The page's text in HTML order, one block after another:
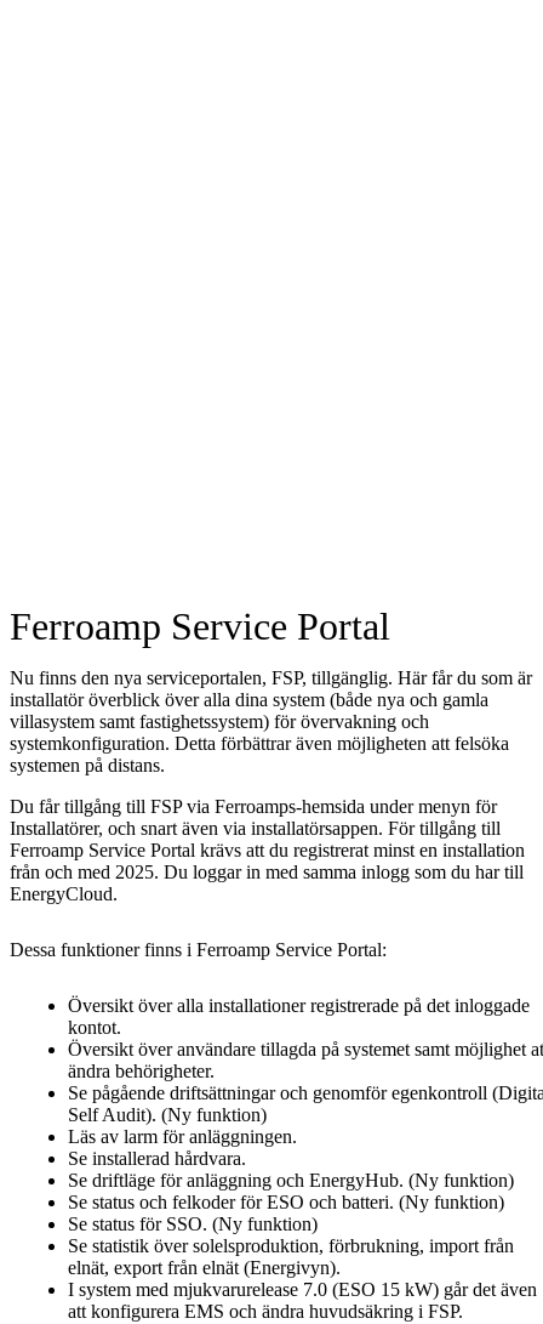
Ferroamp Service Portal
Nu finns den nya serviceportalen, FSP, tillgänglig. Här får du som är
installatör överblick över alla dina system (både nya och gamla
villasystem samt fastighetssystem) för övervakning och
systemkonfiguration. Detta förbättrar även möjligheten att felsöka
systemen på distans.
Du får tillgång till FSP via Ferroamps-hemsida under menyn för
Installatörer, och snart även via installatörsappen. För tillgång till
Ferroamp Service Portal krävs att du registrerat minst en installation
från och med 2025. Du loggar in med samma inlogg som du har till
EnergyCloud.
Dessa funktioner finns i Ferroamp Service Portal:
Översikt över alla installationer registrerade på det inloggade
kontot.
Översikt över användare tillagda på systemet samt möjlighet
ändra behörigheter.
Se pågående driftsättningar och genomför egenkontroll
Self Audit). (Ny funktion)
Läs av larm för anläggningen.
Se installerad hårdvara.
Se driftläge för anläggning och EnergyHub. (Ny funktion)
Se status och felkoder för ESO och batteri. (Ny funktion)
Se status för SSO. (Ny funktion)
Se statistik över solelsproduktion, förbrukning, import från
elnät, export från elnät (Energivyn).
I system med mjukvarurelease 7.0 (ESO 15 kW) går det även
att konfigurera EMS och ändra huvudsäkring i FSP.